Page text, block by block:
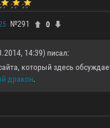
№291 0
14:39) писал:
который здесь
дракон.